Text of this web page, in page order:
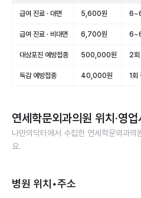
급여 진료 · 대면 5,600원
급여 진료 · 비대면 6,700원
대상포진 예방접종 500,000원 2회
독감 예방접종 40,000원 1회
연세학문외과의원 위치·영
나만의닥터에서 수집한 연세학문외과의
요.
병원 위치•주소